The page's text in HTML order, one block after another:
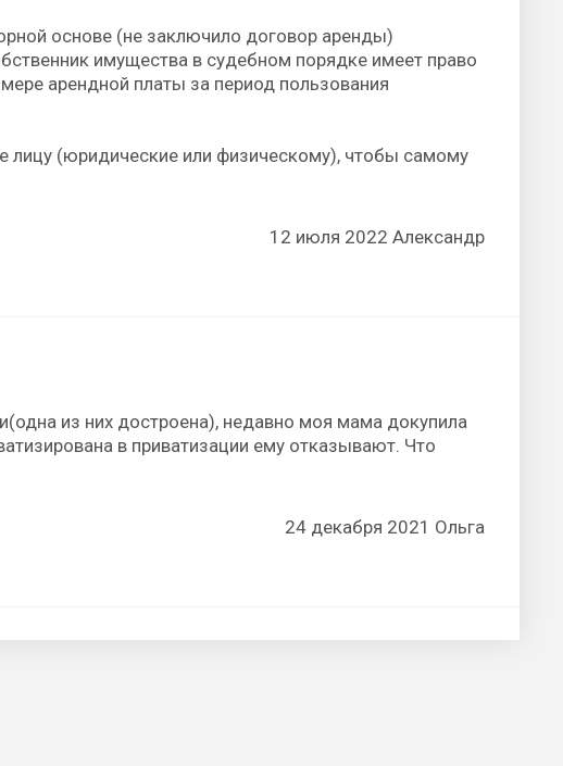
основе (не заключило договор аренды)
имущества в судебном порядке имеет право
арендной платы за период пользования
лицу (юридические или физическому), чтобы самому
12 июля 2022 Александр
из них достроена), недавно моя мама докупила
в приватизации ему отказывают. Что
24 декабря 2021 Ольга